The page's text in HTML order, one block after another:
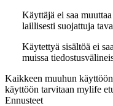
Käyttäjä ei saa
laillisesti suojattuja
Käytettyä sisältöä ei
muissa
Kaikkeen muuhun
käyttöön tarvitaan mylife
Ennusteet